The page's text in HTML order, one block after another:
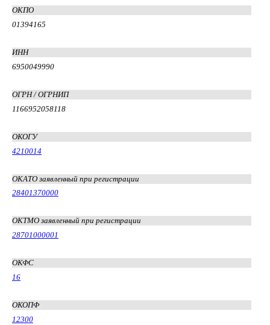
ОКПО
01394165
ИНН
6950049990
ОГРН / ОГРНИП
1166952058118
ОКОГУ
4210014
ОКАТО заявленный при регистрации
28401370000
ОКТМО заявленный при регистрации
28701000001
ОКФС
16
ОКОПФ
12300